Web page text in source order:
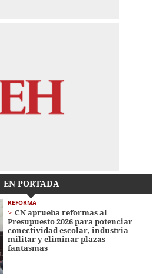
EN PORTADA
REFORMA
CN aprueba reformas al
Presupuesto 2026 para potenciar
conectividad escolar, industria
militar y eliminar plazas
fantasmas